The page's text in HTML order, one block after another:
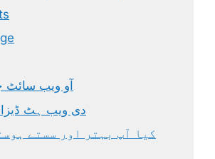
آو ویب سائٹ
دی ویب ہٹ
کیا آپ بہتر اور سستے